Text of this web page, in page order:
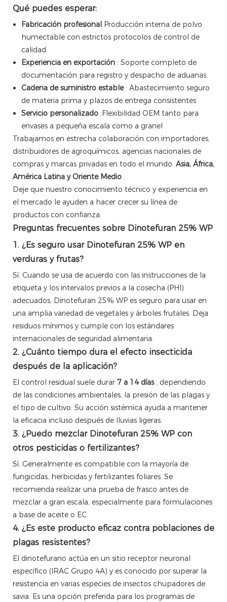
Qué puedes esperar:
Fabricación profesional Producción interna de polvo
humectable con estrictos protocolos de control de
calidad.
Experiencia en exportación : Soporte completo de
documentación para registro y despacho de aduanas.
Cadena de suministro estable : Abastecimiento seguro
de materia prima y plazos de entrega consistentes
Servicio personalizado :Flexibilidad OEM tanto para
envases a pequeña escala como a granel
Trabajamos en estrecha colaboración con importadores,
distribuidores de agroquímicos, agencias nacionales de
compras y marcas privadas en todo el mundo. Asia, África,
América Latina y Oriente Medio
Deje que nuestro conocimiento técnico y experiencia en
el mercado le ayuden a hacer crecer su línea de
productos con confianza.
Preguntas frecuentes sobre Dinotefuran 25% WP
1. ¿Es seguro usar Dinotefuran 25% WP en
verduras y frutas?
Sí. Cuando se usa de acuerdo con las instrucciones de la
etiqueta y los intervalos previos a la cosecha (PHI)
adecuados, Dinotefuran 25% WP es seguro para usar en
una amplia variedad de vegetales y árboles frutales. Deja
residuos mínimos y cumple con los estándares
internacionales de seguridad alimentaria.
2. ¿Cuánto tiempo dura el efecto insecticida
después de la aplicación?
El control residual suele durar 7 a 14 días
, dependiendo
de las condiciones ambientales, la presión de las plagas y
el tipo de cultivo. Su acción sistémica ayuda a mantener
la eficacia incluso después de lluvias ligeras.
3. ¿Puedo mezclar Dinotefuran 25% WP con
otros pesticidas o fertilizantes?
Sí. Generalmente es compatible con la mayoría de
fungicidas, herbicidas y fertilizantes foliares. Se
recomienda realizar una prueba de frasco antes de
mezclar a gran escala, especialmente para formulaciones
a base de aceite o EC.
4. ¿Es este producto eficaz contra poblaciones de
plagas resistentes?
El dinotefurano actúa en un sitio receptor neuronal
específico (IRAC Grupo 4A) y es conocido por superar la
resistencia en varias especies de insectos chupadores de
savia. Es una opción preferida para los programas de